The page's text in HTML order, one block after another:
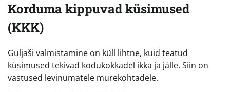
Korduma kippuvad küsimused
(KKK)
Guljaši valmistamine on küll lihtne, kuid teatud
küsimused tekivad kodukokkadel ikka ja jälle. Siin on
vastused levinumatele murekohtadele.